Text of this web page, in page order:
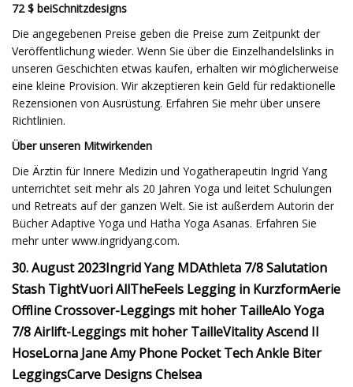
72 $ beiSchnitzdesigns
Die angegebenen Preise geben die Preise zum Zeitpunkt der
Veröffentlichung wieder. Wenn Sie über die Einzelhandelslinks in
unseren Geschichten etwas kaufen, erhalten wir möglicherweise
eine kleine Provision. Wir akzeptieren kein Geld für redaktionelle
Rezensionen von Ausrüstung. Erfahren Sie mehr über unsere
Richtlinien.
Über unseren Mitwirkenden
Die Ärztin für Innere Medizin und Yogatherapeutin Ingrid Yang
unterrichtet seit mehr als 20 Jahren Yoga und leitet Schulungen
und Retreats auf der ganzen Welt. Sie ist außerdem Autorin der
Bücher Adaptive Yoga und Hatha Yoga Asanas. Erfahren Sie
mehr unter www.ingridyang.com.
30. August 2023Ingrid Yang MDAthleta 7/8 Salutation
Stash TightVuori AllTheFeels Legging in KurzformAerie
Offline Crossover-Leggings mit hoher TailleAlo Yoga
7/8 Airlift-Leggings mit hoher TailleVitality Ascend II
HoseLorna Jane Amy Phone Pocket Tech Ankle Biter
LeggingsCarve Designs Chelsea